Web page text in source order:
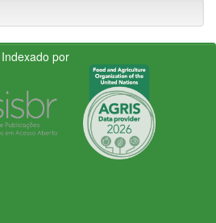
Indexado por